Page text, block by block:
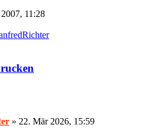
11:28
» 22. Mär 2026, 15:59